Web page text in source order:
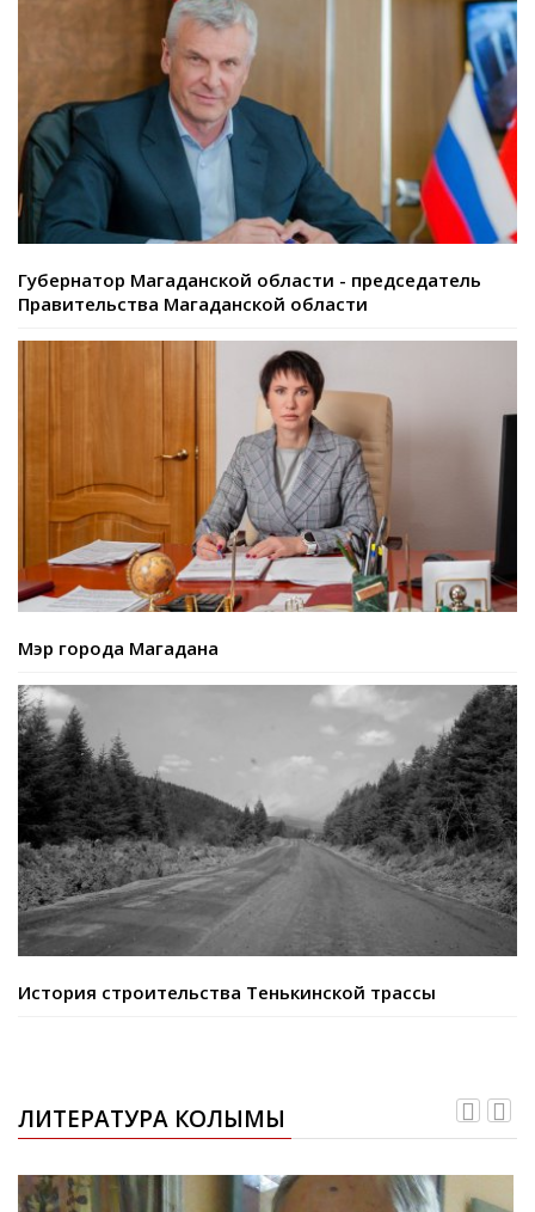
Губернатор Магаданской области - председатель
Правительства Магаданской области
Мэр города Магадана
История строительства Тенькинской трассы
ЛИТЕРАТУРА КОЛЫМЫ